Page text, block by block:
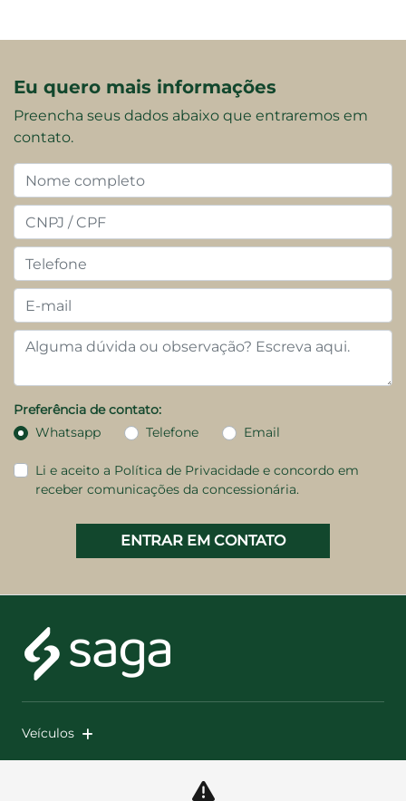
Eu quero mais informações
Preencha seus dados abaixo que entraremos em
contato.
Preferência de contato:
Whatsapp
Telefone Email
Li e aceito a Política de Privacidade e concordo em
receber comunicações da concessionária.
ENTRAR EM CONTATO
Veículos